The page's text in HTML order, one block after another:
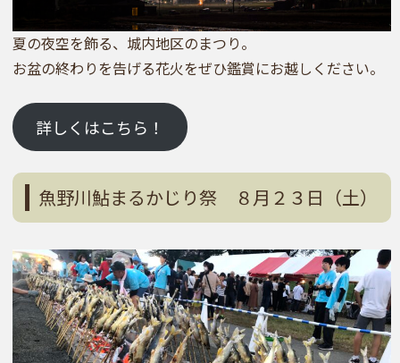
夏の夜空を飾る、城内地区のまつり。
お盆の終わりを告げる花火をぜひ鑑賞にお越しください。
詳しくはこちら！
魚野川鮎まるかじり祭 ８月２３日（土）